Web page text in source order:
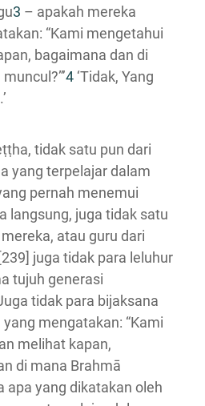
3 – apakah mereka
“Kami mengetahui
bagaimana dan di
4‘Tidak, Yang
tidak satu pun dari
yang terpelajar dalam
pernah menemui
langsung, juga tidak satu
atau guru dari
juga tidak para leluhur
tujuh generasi
tidak para bijaksana
mengatakan: “Kami
melihat kapan,
di mana Brahmā
apa yang dikatakan oleh